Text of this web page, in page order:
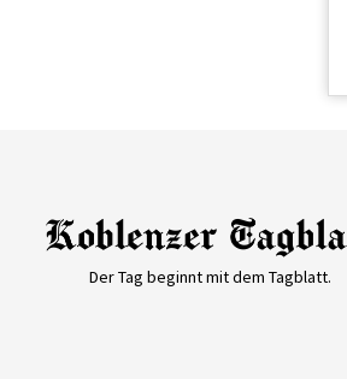
Der Tag beginnt mit dem Tagblatt.